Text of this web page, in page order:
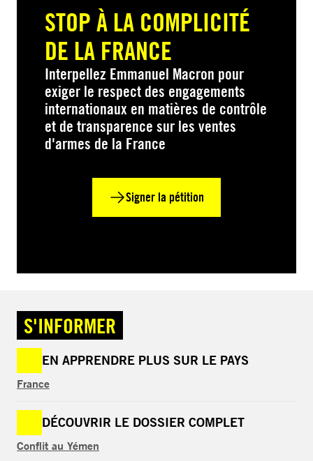
STOP À LA COMPLICITÉ
DE LA FRANCE
Interpellez Emmanuel Macron pour
exiger le respect des engagements
internationaux en matières de contrôle
et de transparence sur les ventes
d'armes de la France
Signer la pétition
S'INFORMER
EN APPRENDRE PLUS SUR LE PAYS
France
DÉCOUVRIR LE DOSSIER COMPLET
Conflit au Yémen